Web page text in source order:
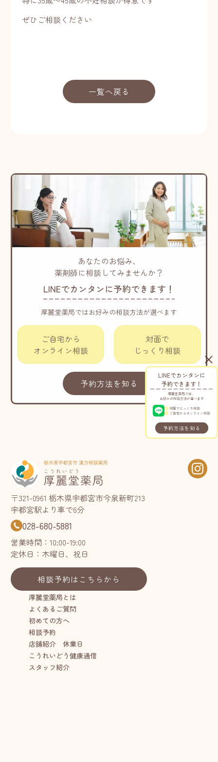
LINEでカンタンに
予約できます！
厚麗堂薬局では、
お好みの相談方法が選べます
対面でじっくり相談
ご自宅からオンライン相談
予約方法を知る
ぜひご相談ください
一覧へ戻る
あなたのお悩み、
薬剤師に相談してみませんか？
LINEでカンタンに予約できます！
厚麗堂薬局ではお好みの相談方法が選べます
ご自宅から
オンライン相談
対面で
じっくり相談
予約方法を知る
〒321-0961 栃木県宇都宮市今泉新町213
宇都宮駅より車で6分
028-680-5881
営業時間：10:00-19:00
定休日：木曜日、祝日
相談予約はこちらから
厚麗堂薬局とは
よくあるご質問
初めての方へ
相談予約
店舗紹介 休業日
こうれいどう健康通信
スタッフ紹介